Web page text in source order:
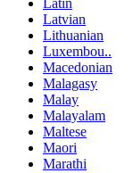
Latin
Latvian
Lithuanian
Luxembou..
Macedonian
Malagasy
Malay
Malayalam
Maltese
Maori
Marathi